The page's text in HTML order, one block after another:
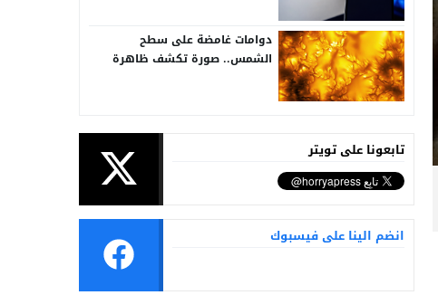
دوامات غامضة على سطح
الشمس.. صورة تكشف ظاهرة
انضم الينا على فيسبوك
تابعونا على تويتر